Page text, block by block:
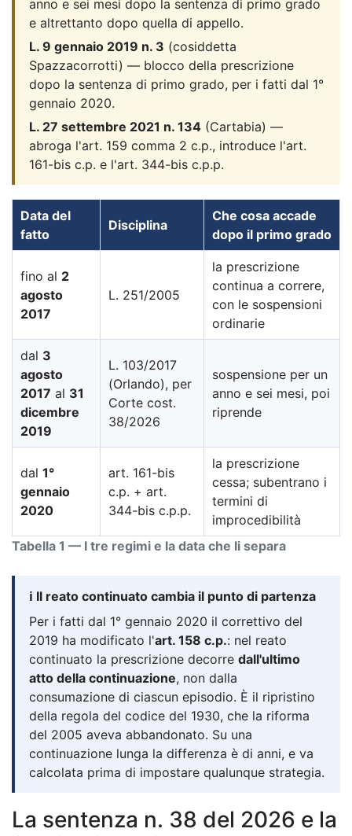
anno e sei mesi dopo la sentenza di primo grado
e altrettanto dopo quella di appello.
L. 9 gennaio 2019 n. 3 (cosiddetta
Spazzacorrotti) — blocco della prescrizione
dopo la sentenza di primo grado, per i fatti dal 1°
gennaio 2020.
L. 27 settembre 2021 n. 134 (Cartabia) —
abroga l'art. 159 comma 2 c.p., introduce l'art.
161-bis c.p. e l'art. 344-bis c.p.p.
Tabella 1 — I tre regimi e la data che li separa
Data del
fatto
Disciplina
Che cosa accade
dopo il primo grado
fino al 2
agosto
2017
L. 251/2005
la prescrizione
continua a correre,
con le sospensioni
ordinarie
dal 3
agosto
2017 al 31
dicembre
2019
L. 103/2017
(Orlando), per
Corte cost.
38/2026
sospensione per un
anno e sei mesi, poi
riprende
dal 1°
gennaio
2020
art. 161-bis
c.p. + art.
344-bis c.p.p.
la prescrizione
cessa; subentrano i
termini di
improcedibilità
ℹ️ Il reato continuato cambia il punto di partenza
Per i fatti dal 1° gennaio 2020 il correttivo del
2019 ha modificato l'art. 158 c.p.: nel reato
continuato la prescrizione decorre dall'ultimo
atto della continuazione, non dalla
consumazione di ciascun episodio. È il ripristino
della regola del codice del 1930, che la riforma
del 2005 aveva abbandonato. Su una
continuazione lunga la differenza è di anni, e va
calcolata prima di impostare qualunque strategia.
La sentenza n. 38 del 2026 e la